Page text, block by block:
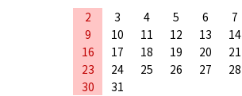
2
3 4 5 6 7
9
10 11 12 13 14
16
17 18 19 20 21
23
24 25 26 27 28
30
31